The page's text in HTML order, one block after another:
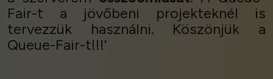
Fair-t a jövőbeni projekteknél is
tervezzük használni. Köszönjük a
Queue-Fair-t!!!’